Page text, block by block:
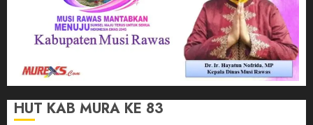
HUT KAB MURA KE 83